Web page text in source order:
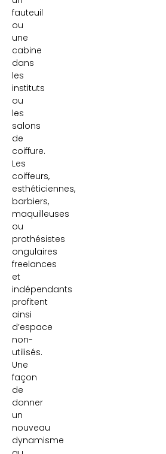
fauteuil
ou
une
cabine
dans
les
instituts
ou
les
salons
de
coiffure.
Les
coiffeurs,
esthéticiennes,
barbiers,
maquilleuses
ou
prothésistes
ongulaires
freelances
et
indépendants
profitent
ainsi
d’espace
non-
utilisés.
Une
façon
de
donner
un
nouveau
dynamisme